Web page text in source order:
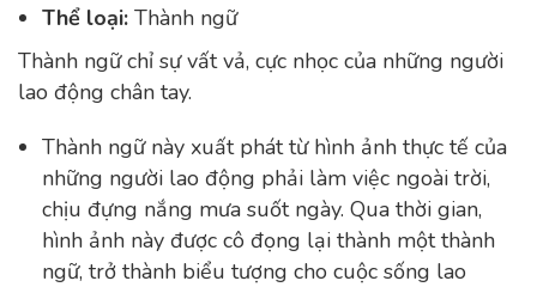
Thể loại: Thành ngữ
Thành ngữ chỉ sự vất vả, cực nhọc của những người
lao động chân tay.
Thành ngữ này xuất phát từ hình ảnh thực tế của
những người lao động phải làm việc ngoài trời,
chịu đựng nắng mưa suốt ngày. Qua thời gian,
hình ảnh này được cô đọng lại thành một thành
ngữ, trở thành biểu tượng cho cuộc sống lao